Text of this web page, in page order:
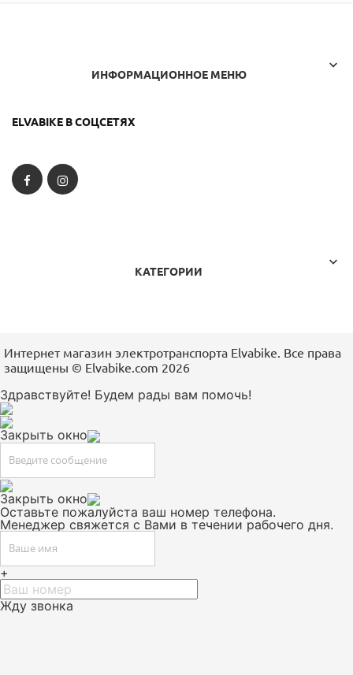
ИНФОРМАЦИОННОЕ МЕНЮ

ELVABIKE В СОЦСЕТЯХ
КАТЕГОРИИ

Интернет магазин электротранспорта Elvabike. Все права
защищены ©️ Elvabike.com 2026
Здравствуйте! Будем рады вам помочь!
Закрыть окно
Закрыть окно
Оставьте пожалуйста ваш номер телефона.
Менеджер свяжется с Вами в течении рабочего дня.
+
Жду звонка